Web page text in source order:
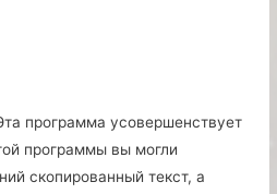
программа усовершенствует
программы вы могли
скопированный текст, а